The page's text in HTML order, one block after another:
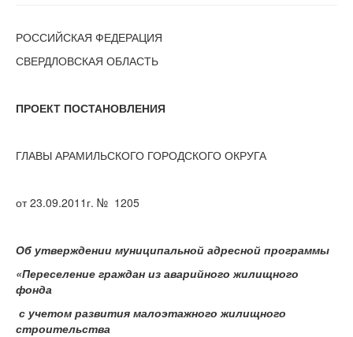
РОССИЙСКАЯ ФЕДЕРАЦИЯ
СВЕРДЛОВСКАЯ ОБЛАСТЬ
ПРОЕКТ ПОСТАНОВЛЕНИЯ
ГЛАВЫ АРАМИЛЬСКОГО ГОРОДСКОГО ОКРУГА
от 23.09.2011г. № 1205
Об утверждении муниципальной адресной программы
«Переселение граждан из аварийного жилищного
фонда
с учетом развития малоэтажного жилищного
строительства